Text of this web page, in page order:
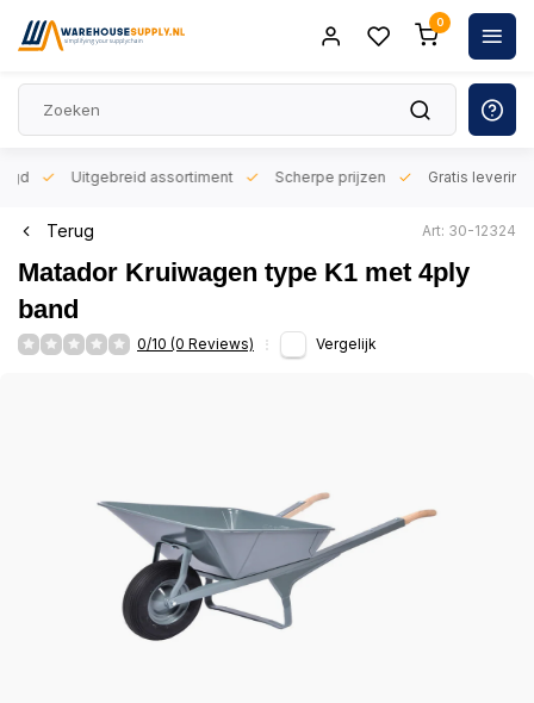
0
Uitgebreid assortiment Scherpe prijzen Gratis levering
Terug Art: 30-12324
Matador Kruiwagen type K1 met 4ply
band
0/10 (0 Reviews) Vergelijk